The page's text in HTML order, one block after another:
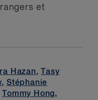
et
Hazan,
Tasy
,Stéphanie
Tommy Hong,